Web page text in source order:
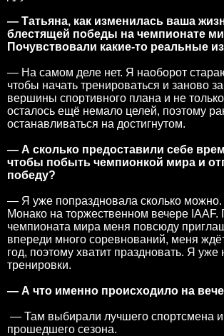
— Татьяна, как изменилась ваша
блестящей победы на чемпионате
Почувствовали какие-то реальные
— На самом деле нет. Я наоборот
чтобы начать тренироваться и заново
вершины спортивного плана и не
осталось ещё немало целей, поэтому
останавливаться на достигнутом.
— А сколько предоставили себе
чтобы побыть чемпионкой мира и
победу?
— Я уже попраздновала сколько
Монако на торжественном вечере IAAF.
чемпионата мира меня повсюду
впереди много соревнований, меня
год, поэтому хватит праздновать. Я уже
тренировки.
— А что именно происходило на
— Там выбирали лучшего спортсмена и
прошедшего сезона.